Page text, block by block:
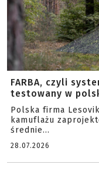
FARBA, czyli
testowany w
Polska firma
kamuflażu
średnie...
28.07.2026